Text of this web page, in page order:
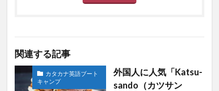
関連する記事
カタカナ英語ブート
キャンプ
外国人に人気「Katsu-
sando（カツサン